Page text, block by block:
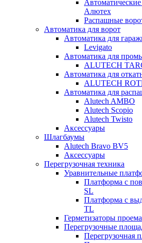
Алютех
Распашные
Автоматика для ворот
Автоматика для
Levigato
Автоматика для
ALUTECH
Автоматика для
ALUTECH
Автоматика для
Alutech AMBO
Alutech Scopio
Alutech Twisto
Аксессуары
Шлагбаумы
Alutech Bravo BV5
Аксессуары
Перегрузочная техника
Уравнительные
Платформа с
SL
Платформа с
TL
Герметизаторы проема
Перегрузочные
Перегрузочная